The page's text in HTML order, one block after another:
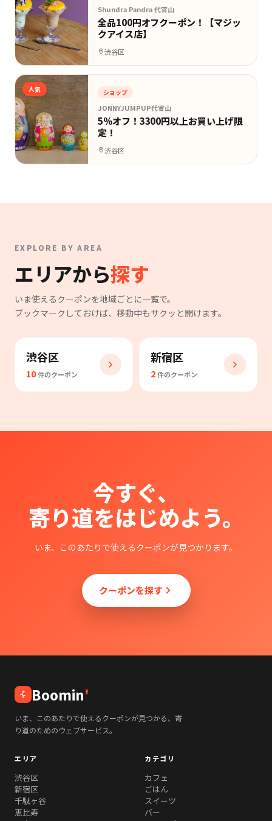
Shundra Pandra 代官山
全品100円オフクーポン！【マジッ
クアイス店】
渋谷区
人気 ショップ
JONNYJUMPUP代官山
5%オフ！3300円以上お買い上げ限
定！
渋谷区
EXPLORE BY AREA
エリアから探す
いま使えるクーポンを地域ごとに一覧で。
ブックマークしておけば、移動中もサクッと開けます。
渋谷区
10件のクーポン
新宿区
2件のクーポン
今すぐ、
寄り道をはじめよう。
いま、このあたりで使えるクーポンが見つかります。
クーポンを探す
Boomin'
いま、このあたりで使えるクーポンが見つかる、寄
り道のためのウェブサービス。
エリア
渋谷区
新宿区
千駄ヶ谷
恵比寿
カテゴリ
カフェ
ごはん
スイーツ
バー